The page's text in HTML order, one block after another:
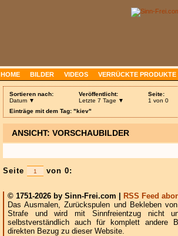
HOME BILDER VIDEOS VERRÜCKTE PRODUKTE
Sortieren nach:
Datum ▼
Veröffentlicht:
Letzte 7 Tage ▼
Seite:
1 von 0
Einträge mit dem Tag: "kiev"
ANSICHT: VORSCHAUBILDER
Seite von 0:
© 1751-2026 by Sinn-Frei.com |
RSS Feed
Das Ausmalen, Zurückspulen und Bekleben
Strafe und wird mit Sinnfreientzug nicht
selbstverständlich auch für komplett andere
direkten Bezug zu dieser Website.